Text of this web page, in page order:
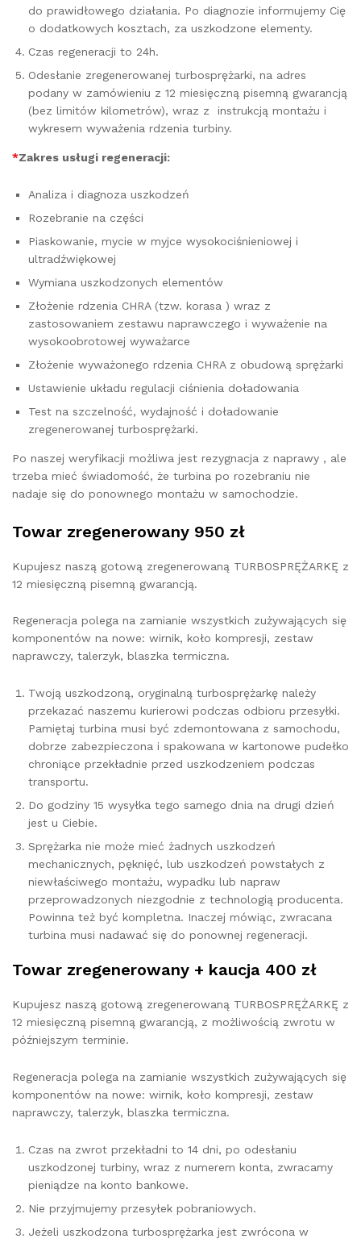
do prawidłowego działania. Po diagnozie informujemy Cię
o dodatkowych kosztach, za uszkodzone elementy.
Czas regeneracji to 24h.
Odesłanie zregenerowanej turbosprężarki, na adres
podany w zamówieniu z 12 miesięczną pisemną gwarancją
(bez limitów kilometrów), wraz z instrukcją montażu i
wykresem wyważenia rdzenia turbiny.
*Zakres usługi regeneracji:
Analiza i diagnoza uszkodzeń
Rozebranie na części
Piaskowanie, mycie w myjce wysokociśnieniowej i
ultradźwiękowej
Wymiana uszkodzonych elementów
Złożenie rdzenia CHRA (tzw. korasa ) wraz z
zastosowaniem zestawu naprawczego i wyważenie na
wysokoobrotowej wyważarce
Złożenie wyważonego rdzenia CHRA z obudową sprężarki
Ustawienie układu regulacji ciśnienia doładowania
Test na szczelność, wydajność i doładowanie
zregenerowanej turbosprężarki.
Po naszej weryfikacji możliwa jest rezygnacja z naprawy , ale
trzeba mieć świadomość, że turbina po rozebraniu nie
nadaje się do ponownego montażu w samochodzie.
Towar zregenerowany 950 zł
Kupujesz naszą gotową zregenerowaną TURBOSPRĘŻARKĘ z
12 miesięczną pisemną gwarancją.
Regeneracja polega na zamianie wszystkich zużywających się
komponentów na nowe: wirnik, koło kompresji, zestaw
naprawczy, talerzyk, blaszka termiczna.
Twoją uszkodzoną, oryginalną turbosprężarkę należy
przekazać naszemu kurierowi podczas odbioru przesyłki.
Pamiętaj turbina musi być zdemontowana z samochodu,
dobrze zabezpieczona i spakowana w kartonowe pudełko
chroniące przekładnie przed uszkodzeniem podczas
transportu.
Do godziny 15 wysyłka tego samego dnia na drugi dzień
jest u Ciebie.
Sprężarka nie może mieć żadnych uszkodzeń
mechanicznych, pęknięć, lub uszkodzeń powstałych z
niewłaściwego montażu, wypadku lub napraw
przeprowadzonych niezgodnie z technologią producenta.
Powinna też być kompletna. Inaczej mówiąc, zwracana
turbina musi nadawać się do ponownej regeneracji.
Towar zregenerowany + kaucja 400 zł
Kupujesz naszą gotową zregenerowaną TURBOSPRĘŻARKĘ z
12 miesięczną pisemną gwarancją, z możliwością zwrotu w
późniejszym terminie.
Regeneracja polega na zamianie wszystkich zużywających się
komponentów na nowe: wirnik, koło kompresji, zestaw
naprawczy, talerzyk, blaszka termiczna.
Czas na zwrot przekładni to 14 dni, po odesłaniu
uszkodzonej turbiny, wraz z numerem konta, zwracamy
pieniądze na konto bankowe.
Nie przyjmujemy przesyłek pobraniowych.
Jeżeli uszkodzona turbosprężarka jest zwrócona w